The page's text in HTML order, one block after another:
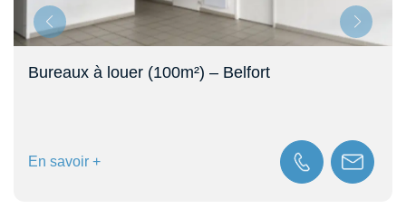
Bureaux de 227 m² à vendre à